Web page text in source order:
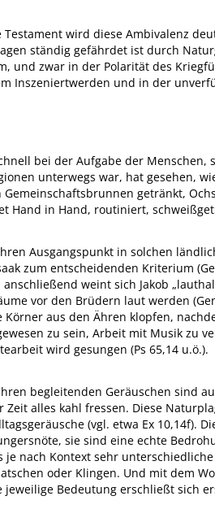
wird diese Ambivalenz
ständig gefährdet ist durch
und zwar in der Polarität des
Inszeniertwerden und in der
bei der Aufgabe der Menschen,
unterwegs war, hat gesehen,
getränkt,
Hand in Hand, routiniert,
Ausgangspunkt in solchen
zum entscheidenden Kriterium
weint sich Jakob
vor den Brüdern laut werden
aus den Ähren klopfen,
zu sein, Arbeit mit Musik zu
wird gesungen (Ps 65,14 u.ö.).
begleitenden Geräuschen sind
alles kahl fressen. Diese
(vgl. etwa Ex 10,14f).
sie sind eine echte
nach Kontext sehr
oder Klingen. Und mit dem
Bedeutung erschließt sich